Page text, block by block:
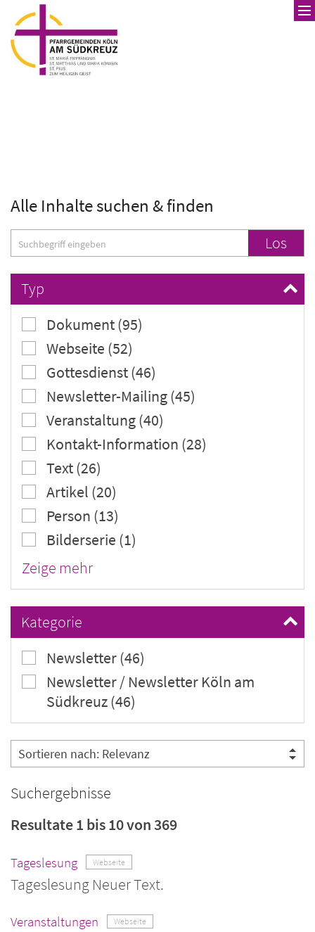
Zum Inhalt springen
Alle Inhalte suchen & finden
Suche Los
Typ
Dokument (95)
Webseite (52)
Gottesdienst (46)
Newsletter-Mailing (45)
Veranstaltung (40)
Kontakt-Information (28)
Text (26)
Artikel (20)
Person (13)
Bilderserie (1)
Zeige mehr
Kategorie
Newsletter (46)
Newsletter / Newsletter Köln am
Südkreuz (46)
Suchergebnisse
Resultate 1 bis 10 von 369
Tageslesung Webseite
Tageslesung Neuer Text.
Veranstaltungen Webseite